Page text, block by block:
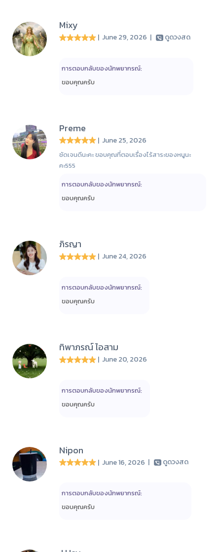
Mixy
| June 29, 2026 | ดูดวงสด
การตอบกลับของนักพยากรณ์:
ขอบคุณครับ
Preme
| June 25, 2026
ชัดเจนดีนะคะ ขอบคุณที่ตอบเรื่องไร้สาระของหนูนะ
คะ555
การตอบกลับของนักพยากรณ์:
ขอบคุณครับ
ภิรญา
| June 24, 2026
การตอบกลับของนักพยากรณ์:
ขอบคุณครับ
ทิพาภรณ์ ไอสาม
| June 20, 2026
การตอบกลับของนักพยากรณ์:
ขอบคุณครับ
Nipon
| June 16, 2026 | ดูดวงสด
การตอบกลับของนักพยากรณ์:
ขอบคุณครับ